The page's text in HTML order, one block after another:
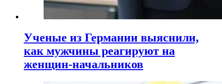
Ученые из Германии выяснили,
как мужчины реагируют на
женщин-начальников